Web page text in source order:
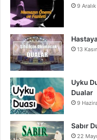
9
13
Uyku
Dualar
9
Sabır
22